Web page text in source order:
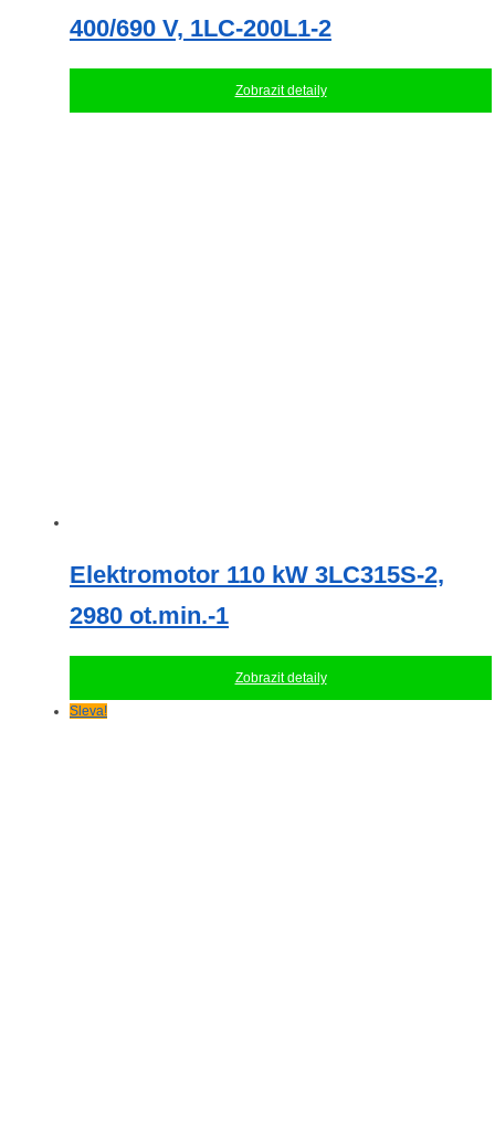
400/690 V, 1LC-200L1-2
Zobrazit detaily
Elektromotor 110 kW 3LC315S-2,
2980 ot.min.-1
Zobrazit detaily
Sleva!